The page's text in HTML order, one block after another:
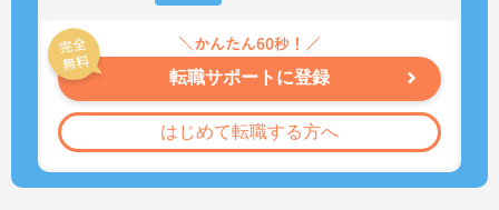
転職サポートに登録
はじめて転職する方へ